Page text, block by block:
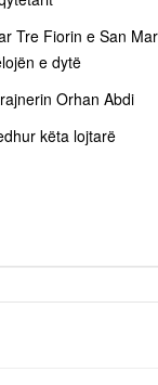
Tre Fiorin e San
e dytë
Orhan Abdi
këta lojtarë